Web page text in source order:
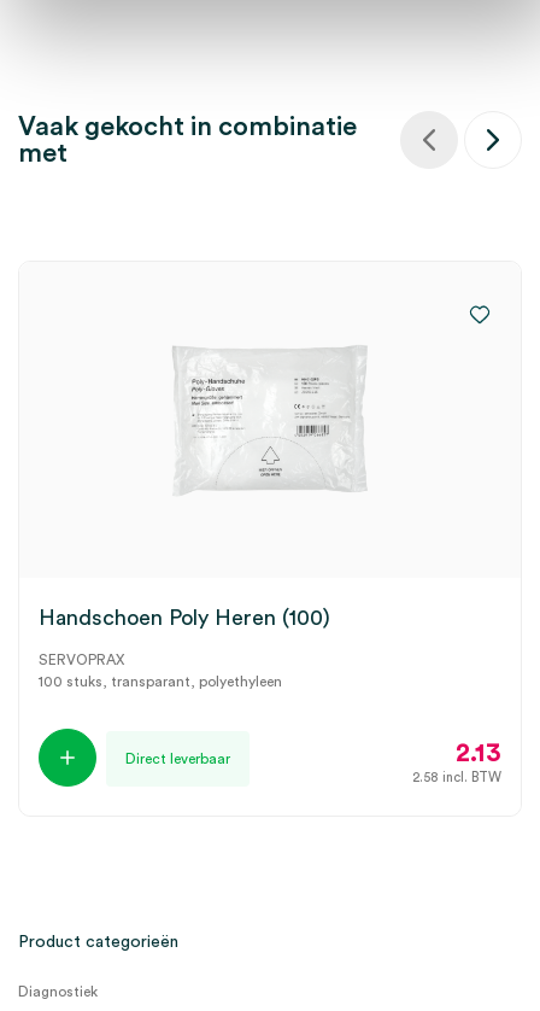
Vaak gekocht in combinatie
met
Handschoen Poly Heren (100)
SERVOPRAX
100 stuks, transparant, polyethyleen
Direct leverbaar 2.13
2.58 incl. BTW
Product categorieën
Diagnostiek